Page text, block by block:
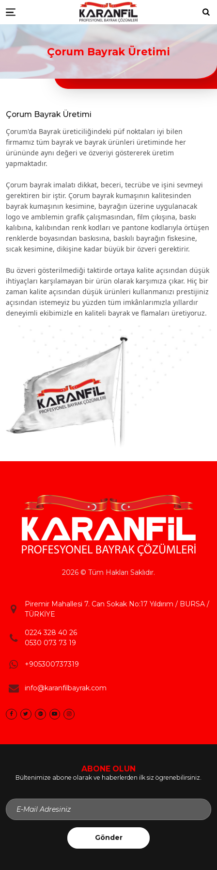
bayrakları Düzce Resmi Kurum Bayrakları Düzce ikili masa bayrağı Düzce bayrak
Düzce türk bayrağı imalatçılarıDüzce Ülke BayraklarıDüzce turk bayragı
toptancısı
Karanfil Profesyonel Bayrak
Menu
Çorum Bayrak Üretimi
Çorum Bayrak Üretimi
Çorum'da Bayrak üreticiliğindeki püf noktaları iyi bilen
firmamız tüm bayrak ve bayrak ürünleri üretiminde her
ürününde aynı değeri ve özveriyi göstererek üretim
yapmaktadır.
Çorum bayrak imalatı dikkat, beceri, tecrübe ve işini sevmeyi
gerektiren bir iştir. Çorum bayrak kumaşının kalitesinden
bayrak kumaşının kesimine, bayrağın üzerine uygulanacak
logo ve amblemin grafik çalışmasından, film çıkışına, baskı
kalıbına, kalıbından renk kodları ve pantone kodlarıyla örtüşen
renklerde boyasından baskısına, baskılı bayrağın fiskesine,
sıcak kesimine, dikişine kadar büyük bir özveri gerektirir.
Bu özveri gösterilmediği taktirde ortaya kalite açısından düşük
ihtiyaçları karşılamayan bir ürün olarak karşımıza çıkar. Hiç bir
zaman kalite açısından düşük ürünleri kullanmanızı prestijiniz
açısından istemeyiz bu yüzden tüm imkânlarımızla yıllardır
deneyimli ekibimizle en kaliteli bayrak ve flamaları üretiyoruz.
2026 © Tüm Hakları Saklıdır.
Piremir Mahallesi 7. Can Sokak No:17 Yıldırım / BURSA /
TÜRKİYE
0224 328 40 26
0530 073 73 19
+905300737319
info@karanfilbayrak.com
ABONE OLUN
Bültenimize abone olarak ve haberlerden ilk siz ögrenebilirsiniz.
Gönder